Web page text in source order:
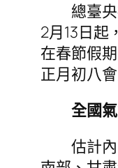
總臺
2月13日起
在春節假
正月初八
全國
估計